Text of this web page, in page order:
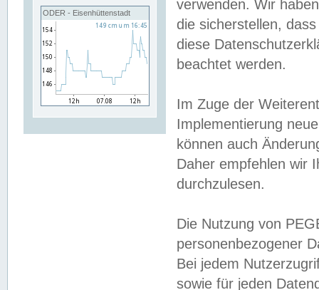
ODER - Eisenhüttenstadt
verwenden. Wir
die sicherstellen,
diese
beachtet werden.
Im Zuge der
Implementierung
können auch
Daher empfehlen wir
durchzulesen.
Die Nutzung von
personenbezogener
Bei jedem
sowie für jeden